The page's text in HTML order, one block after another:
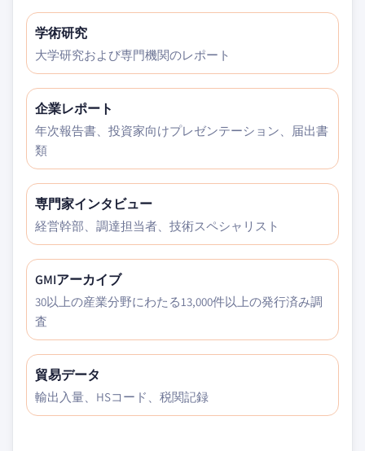
学術研究
大学研究および専門機関のレポート
企業レポート
年次報告書、投資家向けプレゼンテーション、届出書
類
専門家インタビュー
経営幹部、調達担当者、技術スペシャリスト
GMIアーカイブ
30以上の産業分野にわたる13,000件以上の発行済み調
査
貿易データ
輸出入量、HSコード、税関記録